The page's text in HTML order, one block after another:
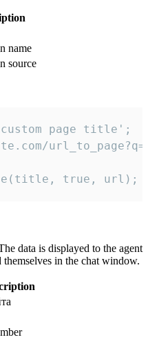
name
source
page title';
true, url);
data is displayed to the agent
in the chat window.